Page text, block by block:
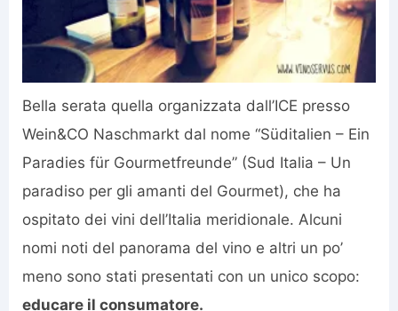
Bella serata quella organizzata dall’ICE presso
Wein&CO Naschmarkt dal nome “Süditalien – Ein
Paradies für Gourmetfreunde” (Sud Italia – Un
paradiso per gli amanti del Gourmet), che ha
ospitato dei vini dell’Italia meridionale. Alcuni
nomi noti del panorama del vino e altri un po’
meno sono stati presentati con un unico scopo:
educare il consumatore.